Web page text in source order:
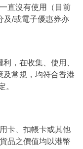
直沒有使用（目前
及/或電子優惠券亦
，在收集、使用、
及常規，均符合香港
。
卡、扣帳卡或其他
品之價值均以港幣